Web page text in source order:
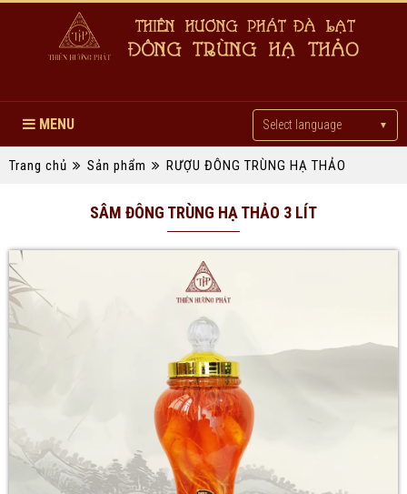
Select language ▼
MENU
Trang chủ Sản phẩm RƯỢU ĐÔNG TRÙNG HẠ THẢO
SÂM ĐÔNG TRÙNG HẠ THẢO 3 LÍT